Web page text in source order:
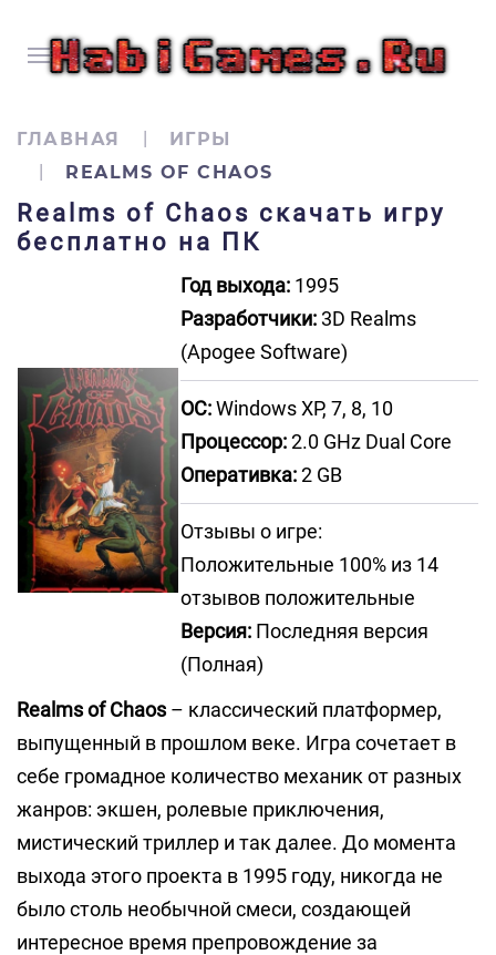
ГЛАВНАЯ
ИГРЫ
REALMS OF CHAOS
Realms of Chaos скачать игру
бесплатно на ПК
Год выхода: 1995
Разработчики: 3D Realms
(Apogee Software)
ОС:Windows XP, 7, 8, 10
Процессор:2.0 GHz Dual Core
Оперативка:2 GB
Отзывы о игре:
Положительные 100% из 14
отзывов положительные
Версия: Последняя версия
(Полная)
Realms of Chaos– классический платформер,
выпущенный в прошлом веке. Игра сочетает в
себе громадное количество механик от разных
жанров: экшен, ролевые приключения,
мистический триллер и так далее. До момента
выхода этого проекта в 1995 году, никогда не
было столь необычной смеси, создающей
интересное время препровождение за